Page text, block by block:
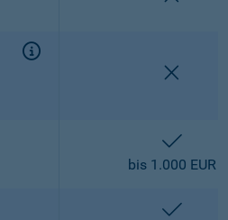
bis 1.000 EUR